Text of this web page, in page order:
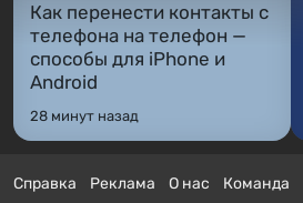
Как перенести контакты с
телефона на телефон —
способы для iPhone и
Android
28 минут назад
Справка Реклама О нас Команда